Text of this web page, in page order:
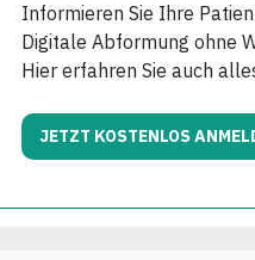
Informieren Sie Ihre
Digitale Abformung ohne
Hier erfahren Sie auch
JETZT KOSTENLOS